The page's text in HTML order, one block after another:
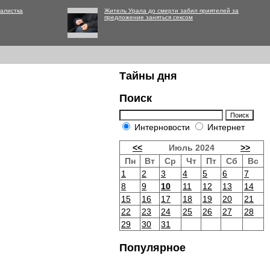
Житель Урала до смерти забил приятелей за
предложение заняться сексом
Тайны дня
Поиск
Интерновости Интернет
<< Июль 2024
>>
Пн
Вт Ср Чт Пт Сб
Вс
1
2 3 4 5 6
7
8
9 10 11 12 13
14
15
16 17 18 19 20
21
22
23 24 25 26 27
28
29
30 31
Популярное